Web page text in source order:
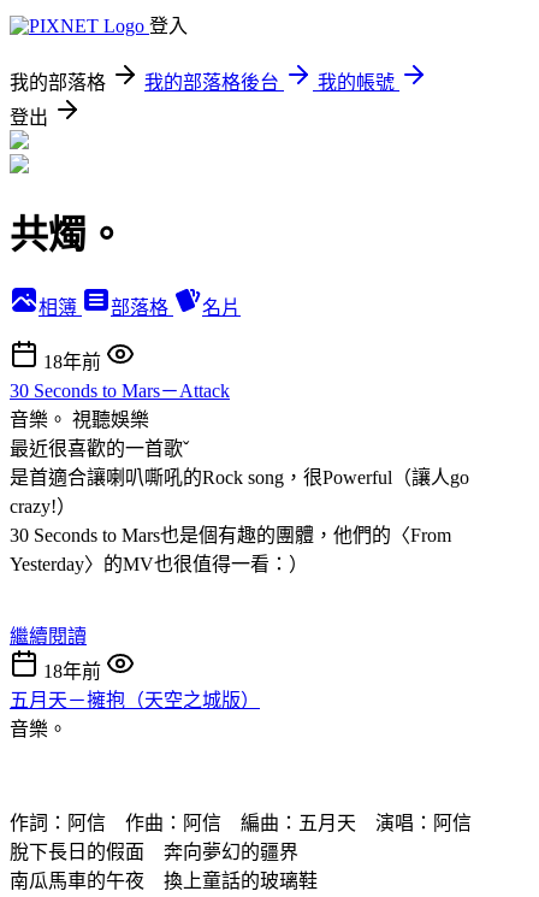
登入
我的部落格 我的部落格後台
我的帳號
登出
共燭。
相簿 部落格 名片
18年前
30 Seconds to Mars－Attack
音樂。 視聽娛樂
最近很喜歡的一首歌ˇ
是首適合讓喇叭嘶吼的Rock song，很Powerful（讓人go
crazy!）
30 Seconds to Mars也是個有趣的團體，他們的〈From
Yesterday〉的MV也很值得一看：）
繼續閱讀
18年前
五月天－擁抱（天空之城版）
音樂。
作詞：阿信 作曲：阿信 編曲：五月天 演唱：阿信
脫下長日的假面 奔向夢幻的疆界
南瓜馬車的午夜 換上童話的玻璃鞋